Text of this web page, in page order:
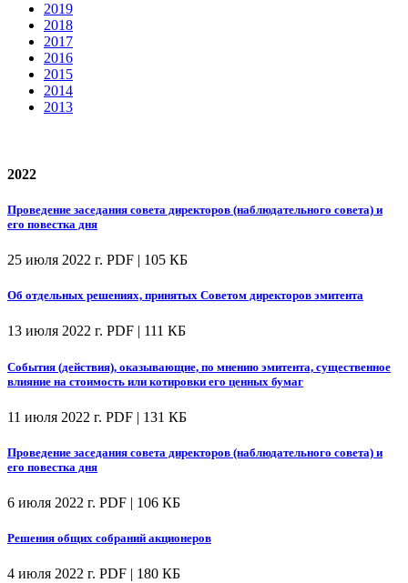
2019
2018
2017
2016
2015
2014
2013
2022
Проведение заседания совета директоров (наблюдательного совета) и
его повестка дня
25 июля 2022 г. PDF | 105 КБ
Об отдельных решениях, принятых Советом директоров эмитента
13 июля 2022 г. PDF | 111 КБ
События (действия), оказывающие, по мнению эмитента, существенное
влияние на стоимость или котировки его ценных бумаг
11 июля 2022 г. PDF | 131 КБ
Проведение заседания совета директоров (наблюдательного совета) и
его повестка дня
6 июля 2022 г. PDF | 106 КБ
Решения общих собраний акционеров
4 июля 2022 г. PDF | 180 КБ